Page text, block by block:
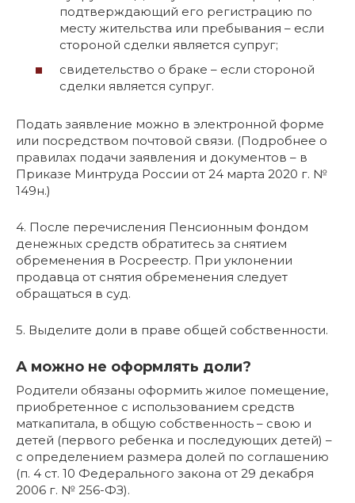
подтверждающий его регистрацию по
месту жительства или пребывания – если
стороной сделки является супруг;
свидетельство о браке – если стороной
сделки является супруг.
Подать заявление можно в электронной форме
или посредством почтовой связи. (Подробнее о
правилах подачи заявления и документов – в
Приказе Минтруда России от 24 марта 2020 г. №
149н.)
4. После перечисления Пенсионным фондом
денежных средств обратитесь за снятием
обременения в Росреестр. При уклонении
продавца от снятия обременения следует
обращаться в суд.
5. Выделите доли в праве общей собственности.
А можно не оформлять доли?
Родители обязаны оформить жилое помещение,
приобретенное с использованием средств
маткапитала, в общую собственность – свою и
детей (первого ребенка и последующих детей) –
с определением размера долей по соглашению
(п. 4 ст. 10 Федерального закона от 29 декабря
2006 г. № 256-ФЗ).